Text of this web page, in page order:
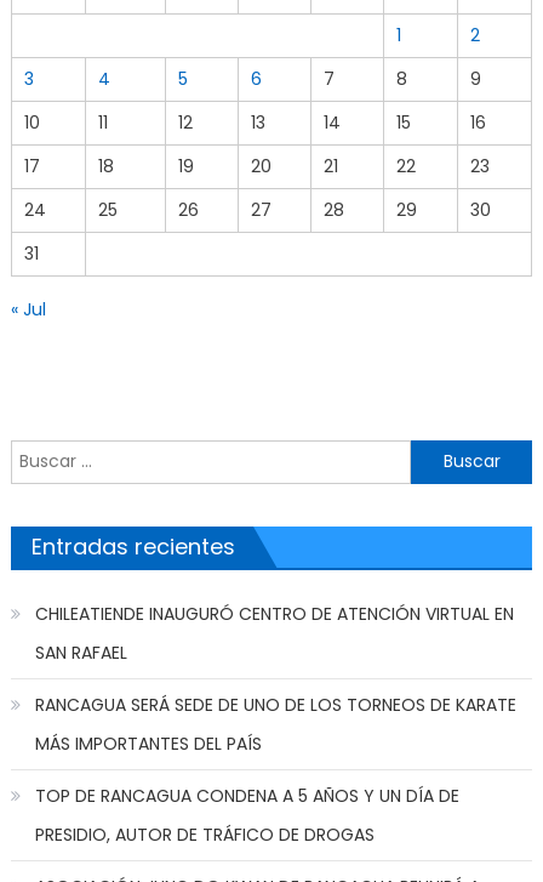
1
2
3
4 5 6 7 8
9
10
11 12 13 14 15
16
17
18 19 20 21 22
23
24
25 26 27 28 29
30
31
« Jul
Buscar por:
Entradas recientes
CHILEATIENDE INAUGURÓ CENTRO DE ATENCIÓN VIRTUAL EN
SAN RAFAEL
RANCAGUA SERÁ SEDE DE UNO DE LOS TORNEOS DE KARATE
MÁS IMPORTANTES DEL PAÍS
TOP DE RANCAGUA CONDENA A 5 AÑOS Y UN DÍA DE
PRESIDIO, AUTOR DE TRÁFICO DE DROGAS